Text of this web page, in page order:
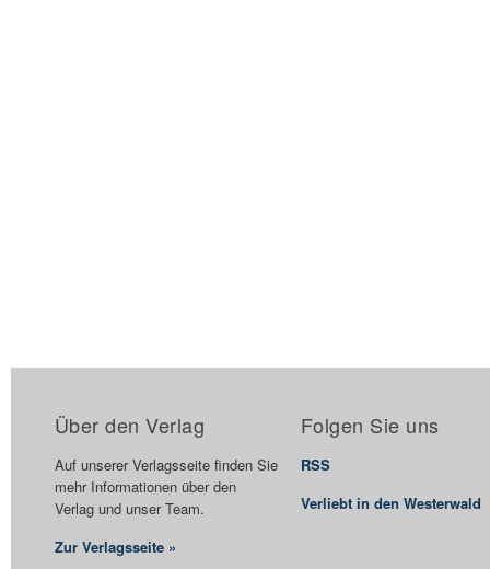
Über den Verlag
Auf unserer Verlagsseite finden Sie
mehr Informationen über den
Verlag und unser Team.
Zur Verlagsseite »
Folgen Sie uns
RSS
Verliebt in den Westerwald